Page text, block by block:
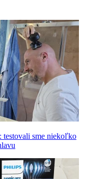
testovali sme niekoľko